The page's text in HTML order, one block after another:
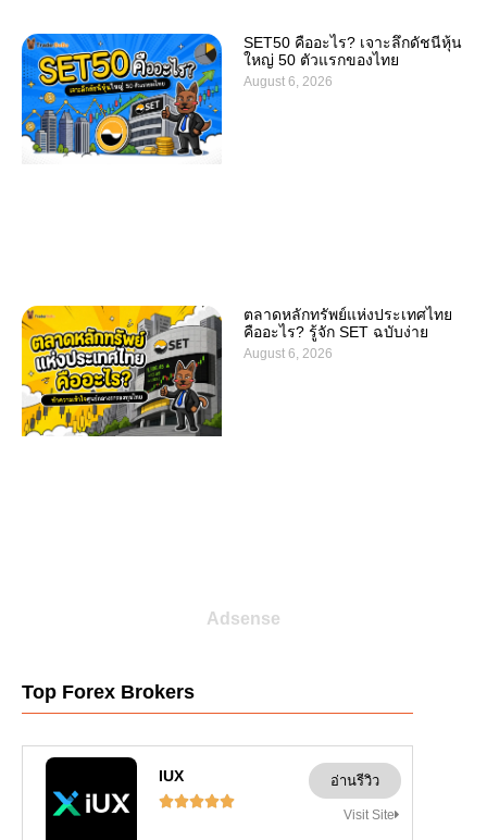
SET50 คืออะไร? เจาะลึกดัชนีหุ้น
ใหญ่ 50 ตัวแรกของไทย
August 6, 2026
ตลาดหลักทรัพย์แห่งประเทศไทย
คืออะไร? รู้จัก SET ฉบับง่าย
August 6, 2026
Adsense
Top Forex Brokers
IUX

อ่านรีวิว
Visit Site